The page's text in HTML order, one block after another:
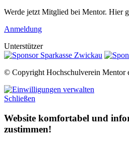
Werde jetzt Mitglied bei Mentor. Hier
Anmeldung
Unterstützer
© Copyright Hochschulverein Mentor
Schließen
Website komfortabel und
zustimmen!